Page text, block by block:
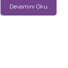
Devamını Oku